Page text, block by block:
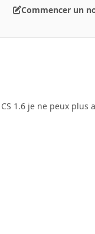
Commencer un
1.6 je ne peux plus